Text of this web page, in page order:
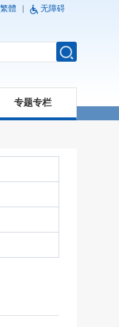
繁體 无障碍
专题专栏